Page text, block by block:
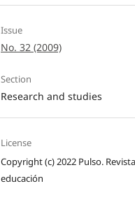
Issue
No. 32 (2009)
Section
Research and studies
License
Copyright (c) 2022 Pulso.
educación